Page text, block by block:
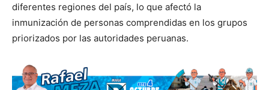
diferentes regiones del país, lo que afectó la
inmunización de personas comprendidas en los grupos
priorizados por las autoridades peruanas.